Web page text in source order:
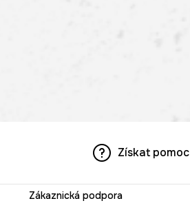
Získat pomoc
Zákaznická podpora